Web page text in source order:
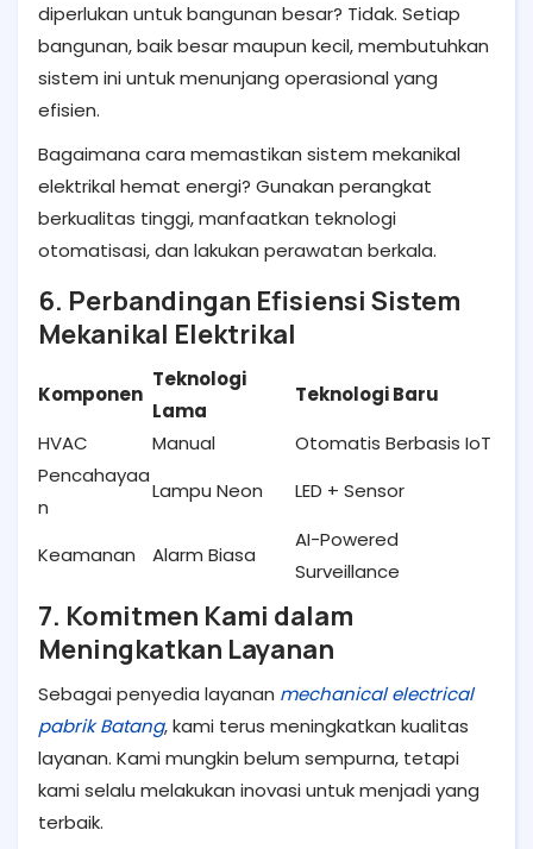
diperlukan untuk bangunan besar? Tidak. Setiap
bangunan, baik besar maupun kecil, membutuhkan
sistem ini untuk menunjang operasional yang
efisien.
Bagaimana cara memastikan sistem mekanikal
elektrikal hemat energi? Gunakan perangkat
berkualitas tinggi, manfaatkan teknologi
otomatisasi, dan lakukan perawatan berkala.
6. Perbandingan Efisiensi Sistem
Mekanikal Elektrikal
Komponen
Teknologi
Lama
Teknologi Baru
HVAC
Manual
Otomatis Berbasis IoT
Pencahayaa
n
Lampu Neon LED + Sensor
Keamanan Alarm Biasa
AI-Powered
Surveillance
7. Komitmen Kami dalam
Meningkatkan Layanan
Sebagai penyedia layanan mechanical electrical
pabrik Batang, kami terus meningkatkan kualitas
layanan. Kami mungkin belum sempurna, tetapi
kami selalu melakukan inovasi untuk menjadi yang
terbaik.